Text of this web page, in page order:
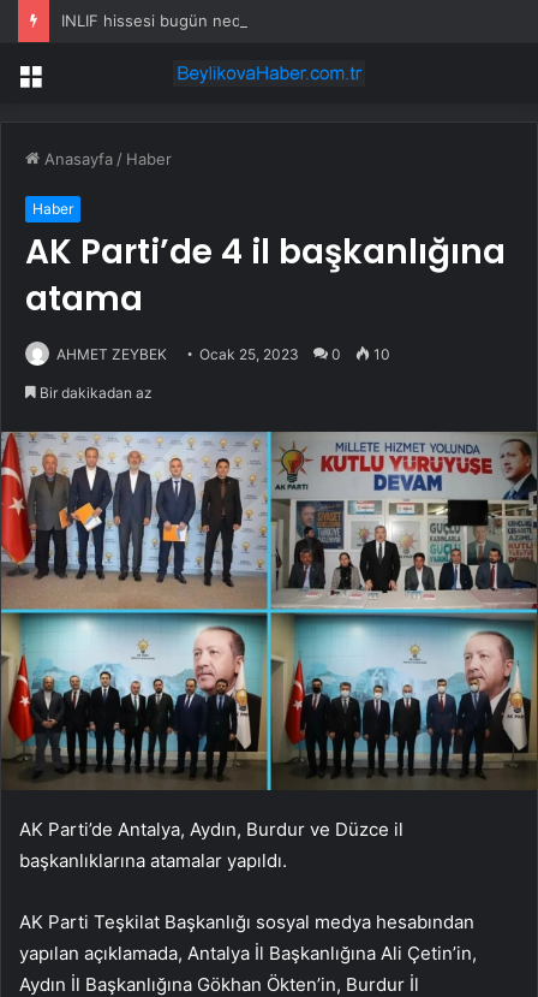
INLIF hissesi bugün neden yükselişte?
Menü
Anasayfa / Haber
Haber
AK Parti’de 4 il başkanlığına
atama
AHMET ZEYBEK Ocak 25, 2023 0 10
Bir dakikadan az
AK Parti’de Antalya, Aydın, Burdur ve Düzce il
başkanlıklarına atamalar yapıldı.
AK Parti Teşkilat Başkanlığı sosyal medya hesabından
yapılan açıklamada, Antalya İl Başkanlığına Ali Çetin’in,
Aydın İl Başkanlığına Gökhan Ökten’in, Burdur İl